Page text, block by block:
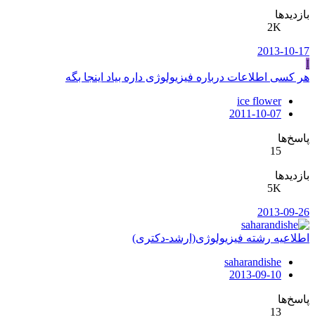
بازدیدها
2K
2013-10-17
I
هر کسی اطلاعات درباره فیزیولوژی داره بیاد اینجا بگه
ice flower
2011-10-07
پاسخ‌ها
15
بازدیدها
5K
2013-09-26
اطلاعیه رشته فیزیولوژی(ارشد-دکتری)
saharandishe
2013-09-10
پاسخ‌ها
13